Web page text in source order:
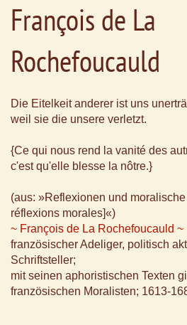
François de La
Rochefoucauld
Die Eitelkeit anderer ist uns
weil sie die unsere verletzt.
{Ce qui nous rend la vanité des
c'est qu'elle blesse la nôtre.}
(aus: »Reflexionen und
réflexions morales]«)
~ François de La Rochefoucauld ~
französischer Adeliger, politisch
Schriftsteller;
mit seinen aphoristischen Texten
französischen Moralisten; 1613-